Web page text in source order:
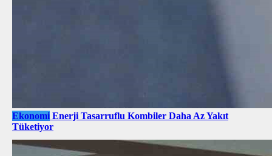
Ekonomi Enerji Tasarruflu Kombiler Daha Az Yakıt
Tüketiyor